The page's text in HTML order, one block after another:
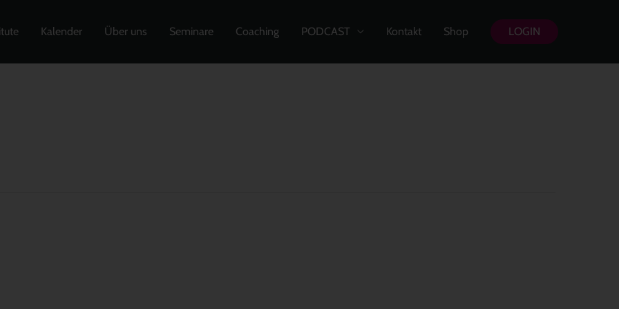
Kalender Über uns Seminare Coaching PODCAST Kontakt Shop LOGIN